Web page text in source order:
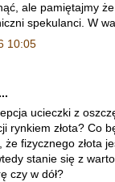
ale pamiętajmy
spekulanci. W
10:05
ucieczki z
rynkiem złota? Co
że fizycznego złota
stanie się z
czy w dół?